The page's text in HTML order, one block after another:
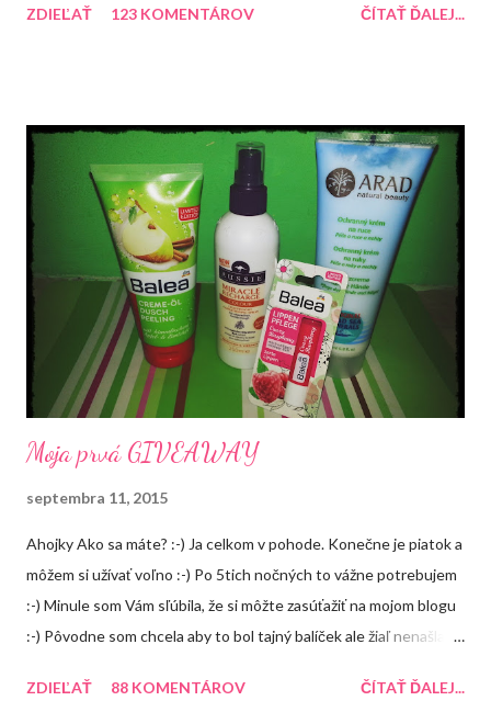
naplno venovať blogu. Do konca roka mám pre Vás pripravené
ZDIEĽAŤ 123 KOMENTÁROV ČÍTAŤ ĎALEJ...
Moja prvá GIVEAWAY
septembra 11, 2015
Ahojky Ako sa máte? :-) Ja celkom v pohode. Konečne je piatok a
môžem si užívať voľno :-) Po 5tich nočných to vážne potrebujem
:-) Minule som Vám sľúbila, že si môžte zasúťažiť na mojom blogu
:-) Pôvodne som chcela aby to bol tajný balíček ale žiaľ nenašla
bude obsahovať ale čoskoro vymyslím na FB alebo instagrame
ZDIEĽAŤ 88 KOMENTÁROV ČÍTAŤ ĎALEJ...